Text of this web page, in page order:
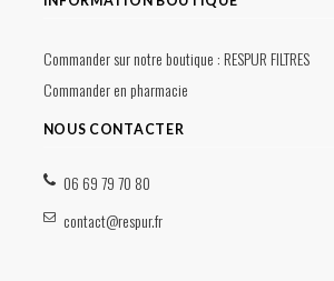
Commander sur notre boutique : RESPUR FILTRES
Commander en pharmacie
NOUS CONTACTER
06 69 79 70 80
contact@respur.fr